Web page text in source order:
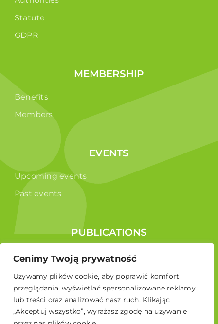
Cenimy Twoją prywatność
Używamy plików cookie, aby poprawić komfort
przeglądania, wyświetlać spersonalizowane reklamy
lub treści oraz analizować nasz ruch. Klikając
„Akceptuj wszystko”, wyrażasz zgodę na używanie
Statute
GDPR
MEMBERSHIP
Benefits
Members
EVENTS
Upcoming events
Past events
PUBLICATIONS
Reports
Educational brochure